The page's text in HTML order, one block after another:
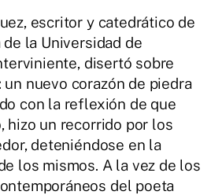
escritor y catedrático de
la Universidad de
disertó sobre
un nuevo corazón de piedra
con la reflexión de que
hizo un recorrido por los
deteniéndose en la
los mismos. A la vez de los
del poeta